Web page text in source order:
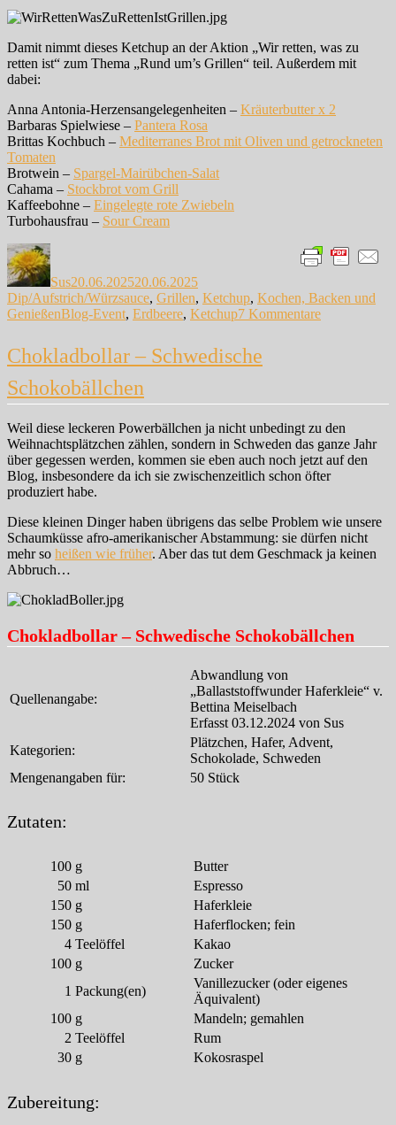
Damit nimmt dieses Ketchup an der Aktion „Wir retten, was zu
retten ist“ zum Thema „Rund um’s Grillen“ teil. Außerdem mit
dabei:
Anna Antonia-Herzensangelegenheiten – Kräuterbutter x 2
Barbaras Spielwiese – Pantera Rosa
Brittas Kochbuch – Mediterranes Brot mit Oliven und getrockneten
Tomaten
Brotwein – Spargel-Mairübchen-Salat
Cahama – Stockbrot vom Grill
Kaffeebohne – Eingelegte rote Zwiebeln
Turbohausfrau – Sour Cream
Autor
Sus20.06.202520.06.2025
Dip/Aufstrich/Würzsauce, Grillen, Ketchup, Kochen, Backen und
GenießenSchlagwörter
Blog-Event, Erdbeere, Ketchup7 Kommentarezu
Chokladbollar – Schwedische
Schokobällchen
Weil diese leckeren Powerbällchen ja nicht unbedingt zu den
Weihnachtsplätzchen zählen, sondern in Schweden das ganze Jahr
über gegessen werden, kommen sie eben auch noch jetzt auf den
Blog, insbesondere da ich sie zwischenzeitlich schon öfter
produziert habe.
Diese kleinen Dinger haben übrigens das selbe Problem wie unsere
Schaumküsse afro-amerikanischer Abstammung: sie dürfen nicht
mehr so heißen wie früher. Aber das tut dem Geschmack ja keinen
Abbruch…
Chokladbollar – Schwedische Schokobällchen
Quellenangabe:
Abwandlung von
„Ballaststoffwunder Haferkleie“ v.
Bettina Meiselbach
Erfasst 03.12.2024 von Sus
Kategorien:
Plätzchen, Hafer, Advent,
Schokolade, Schweden
Mengenangaben für:
50 Stück
Zutaten:
100 g
Butter
50 ml
Espresso
150 g
Haferkleie
150 g
Haferflocken; fein
4 Teelöffel
Kakao
100 g
Zucker
1 Packung(en)
Vanillezucker (oder eigenes
Äquivalent)
100 g
Mandeln; gemahlen
2 Teelöffel
Rum
30 g Kokosraspel
Zubereitung: